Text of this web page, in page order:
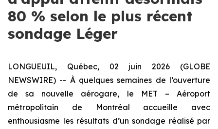
80 % selon le plus récent
sondage Léger
LONGUEUIL, Québec, 02 juin 2026 (GLOBE
NEWSWIRE) -- À quelques semaines de l’ouverture
de sa nouvelle aérogare, le MET – Aéroport
métropolitain de Montréal accueille avec
enthousiasme les résultats d’un sondage réalisé par